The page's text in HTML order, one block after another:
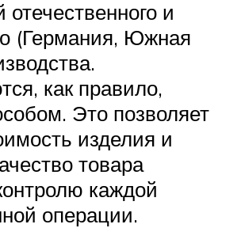
и
(Германия, Южная
как правило,
Это позволяет
изделия и
товара
каждой
операции.